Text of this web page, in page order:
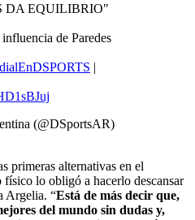
DA EQUILIBRIO"
de Paredes
|
(@DSportsAR)
primeras alternativas en el
físico lo obligó a hacerlo descansar
Argelia. “Está de más decir que,
del mundo sin dudas y,